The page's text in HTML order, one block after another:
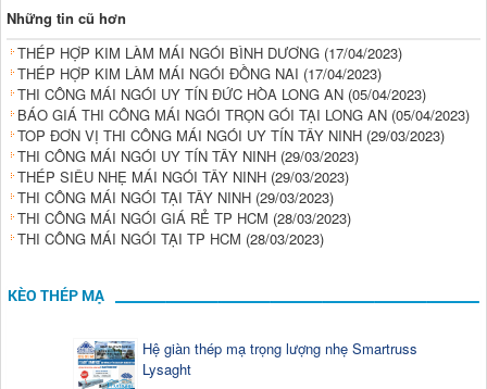
Những tin cũ hơn
THÉP HỢP KIM LÀM MÁI NGÓI BÌNH DƯƠNG (17/04/2023)
THÉP HỢP KIM LÀM MÁI NGÓI ĐỒNG NAI (17/04/2023)
THI CÔNG MÁI NGÓI UY TÍN ĐỨC HÒA LONG AN (05/04/2023)
BÁO GIÁ THI CÔNG MÁI NGÓI TRỌN GÓI TẠI LONG AN (05/04/2023)
TOP ĐƠN VỊ THI CÔNG MÁI NGÓI UY TÍN TÂY NINH (29/03/2023)
THI CÔNG MÁI NGÓI UY TÍN TÂY NINH (29/03/2023)
THÉP SIÊU NHẸ MÁI NGÓI TÂY NINH (29/03/2023)
THI CÔNG MÁI NGÓI TẠI TÂY NINH (29/03/2023)
THI CÔNG MÁI NGÓI GIÁ RẺ TP HCM (28/03/2023)
THI CÔNG MÁI NGÓI TẠI TP HCM (28/03/2023)
KÈO THÉP MẠ
Hệ giàn thép mạ trọng lượng nhẹ Smartruss
Lysaght